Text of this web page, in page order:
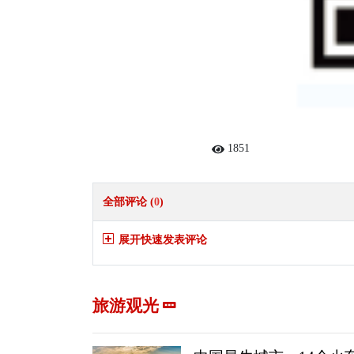
1851
全部评论 (0)
展开快速发表评论
旅游观光